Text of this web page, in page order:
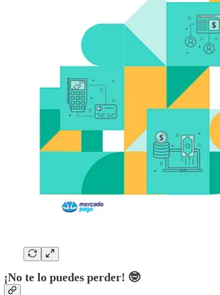
¡No te lo puedes perder! 🤓